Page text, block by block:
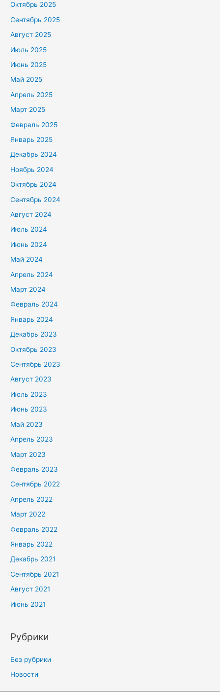
Октябрь 2025
Сентябрь 2025
Август 2025
Июль 2025
Июнь 2025
Май 2025
Апрель 2025
Март 2025
Февраль 2025
Январь 2025
Декабрь 2024
Ноябрь 2024
Октябрь 2024
Сентябрь 2024
Август 2024
Июль 2024
Июнь 2024
Май 2024
Апрель 2024
Март 2024
Февраль 2024
Январь 2024
Декабрь 2023
Октябрь 2023
Сентябрь 2023
Август 2023
Июль 2023
Июнь 2023
Май 2023
Апрель 2023
Март 2023
Февраль 2023
Сентябрь 2022
Апрель 2022
Март 2022
Февраль 2022
Январь 2022
Декабрь 2021
Сентябрь 2021
Август 2021
Июнь 2021
Рубрики
Без рубрики
Новости